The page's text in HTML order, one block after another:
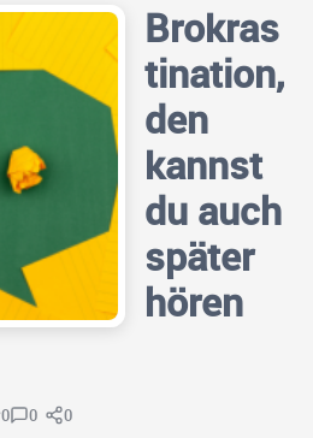
Brokras
tination,
den
kannst
du auch
später
hören
0 0 0